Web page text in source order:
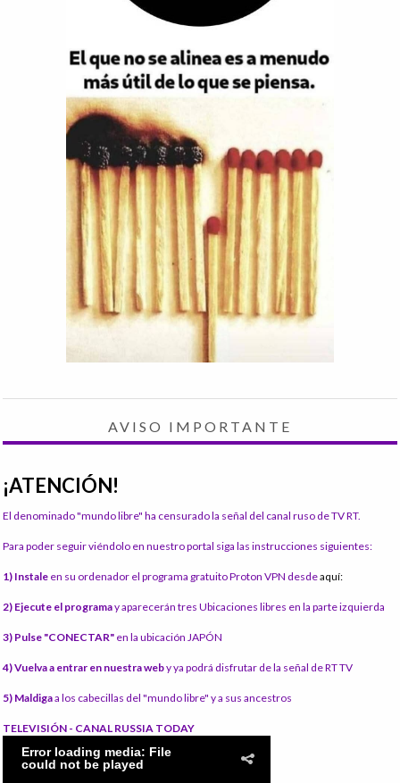
AVISO IMPORTANTE
¡ATENCIÓN!
El denominado "mundo libre" ha censurado la señal del canal ruso de TV RT.
Para poder seguir viéndolo en nuestro portal siga las instrucciones siguientes:
1) Instale en su ordenador el programa gratuito Proton VPN desdeaquí:
2) Ejecute el programay aparecerán tres Ubicaciones libres en la parte izquierda
3) Pulse "CONECTAR" en la ubicación JAPÓN
4) Vuelva a entrar en nuestra weby ya podrá disfrutar de la señal de RT TV
5) Maldigaa los cabecillas del "mundo libre" y a sus ancestros
TELEVISIÓN - CANAL RUSSIA TODAY